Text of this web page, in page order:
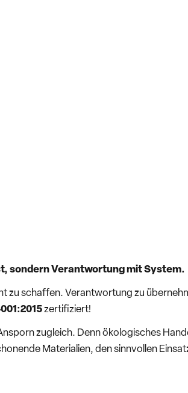
sondern Verantwortung mit System.
zu schaffen. Verantwortung zu
zertifiziert!
zugleich. Denn ökologisches
Materialien, den sinnvollen